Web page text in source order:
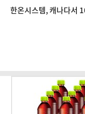
한온시스템, 캐나다서